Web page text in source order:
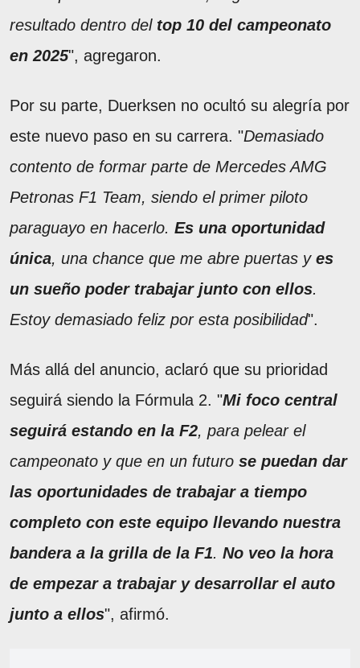
resultado dentro del top 10 del campeonato
en 2025", agregaron.
Por su parte, Duerksen no ocultó su alegría por
este nuevo paso en su carrera. "Demasiado
contento de formar parte de Mercedes AMG
Petronas F1 Team, siendo el primer piloto
paraguayo en hacerlo. Es una oportunidad
única, una chance que me abre puertas y es
un sueño poder trabajar junto con ellos.
Estoy demasiado feliz por esta posibilidad".
Más allá del anuncio, aclaró que su prioridad
seguirá siendo la Fórmula 2. "Mi foco central
seguirá estando en la F2, para pelear el
campeonato y que en un futuro se puedan dar
las oportunidades de trabajar a tiempo
completo con este equipo llevando nuestra
bandera a la grilla de la F1. No veo la hora
de empezar a trabajar y desarrollar el auto
junto a ellos", afirmó.